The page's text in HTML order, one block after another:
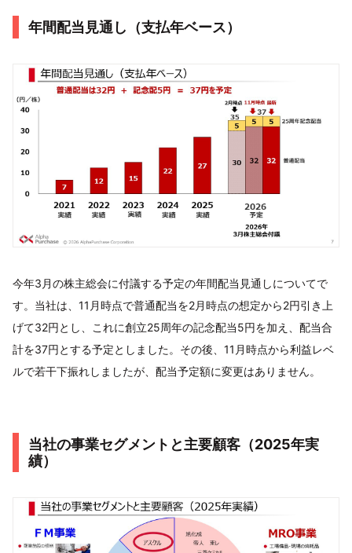
年間配当見通し（支払年ベース）
今年3月の株主総会に付議する予定の年間配当見通しについてで
す。当社は、11月時点で普通配当を2月時点の想定から2円引き上
げて32円とし、これに創立25周年の記念配当5円を加え、配当合
計を37円とする予定としました。その後、11月時点から利益レベ
ルで若干下振れしましたが、配当予定額に変更はありません。
当社の事業セグメントと主要顧客（2025年実
績）